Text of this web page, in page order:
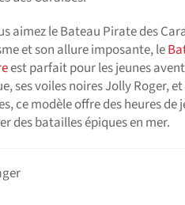
aimez le Bateau Pirate des
et son allure imposante, le
est parfait pour les jeunes
ses voiles noires Jolly Roger,
ce modèle offre des heures
des batailles épiques en mer.